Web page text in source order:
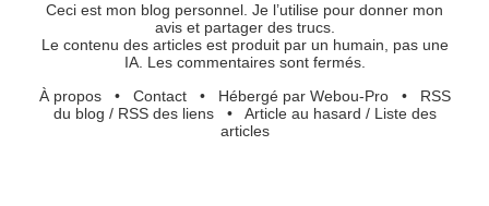
Ceci est mon blog personnel. Je l’utilise pour donner mon
avis et partager des trucs.
Le contenu des articles est produit par un humain, pas une
IA. Les commentaires sont fermés.
À propos• Contact• Hébergé par Webou-Pro• RSS
du blog / RSS des liens• Article au hasard / Liste des
articles